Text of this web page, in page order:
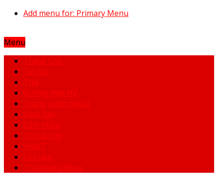
Add menu for: Primary Menu
Menu
Trang Chủ
Tin tức
Thơ
Gương mặt HV
Trang nước ngoài
Sách hay
Cảm nhận
Thơ dự thi
VHNT
Lý Luận
Thơ Haiku chọn